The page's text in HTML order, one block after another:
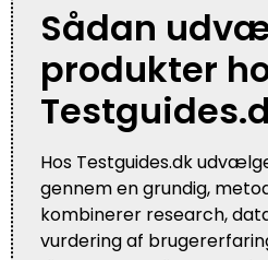
Sådan
produkter
Hos Testguides.dk
gennem en grundig,
kombinerer research,
vurdering af